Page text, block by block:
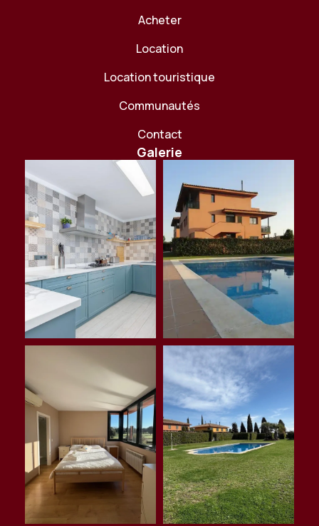
Acheter
Location
Location touristique
Communautés
Contact
Galerie